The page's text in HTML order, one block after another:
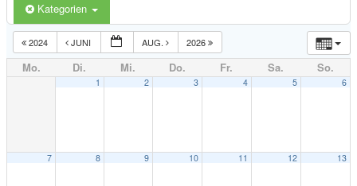
Kategorien
2024 JUNI AUG. 2026
Mo. Di. Mi. Do. Fr. Sa. So.
1 2 3 4 5 6
7 8 9 10 11 12 13